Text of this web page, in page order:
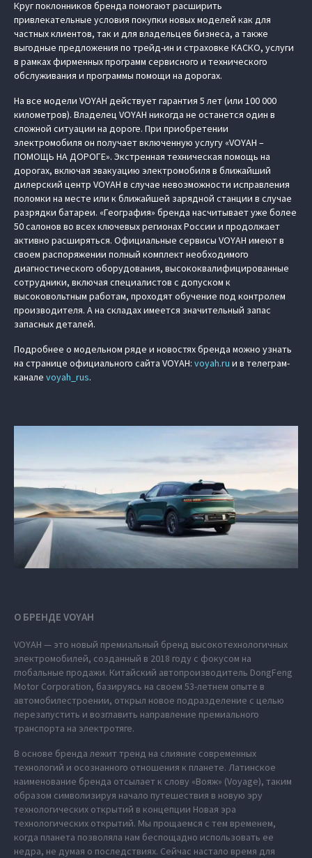
Круг поклонников бренда помогают расширить
привлекательные условия покупки новых моделей как для
частных клиентов, так и для владельцев бизнеса, а также
выгодные предложения по трейд-ин и страховке КАСКО, услуги
в рамках фирменных программ сервисного и технического
обслуживания и программы помощи на дорогах.
На все модели VOYAH действует гарантия 5 лет (или 100 000
километров). Владелец VOYAH никогда не останется один в
сложной ситуации на дороге. При приобретении
электромобиля он получает включенную услугу «VOYAH –
ПОМОЩЬ НА ДОРОГЕ». Экстренная техническая помощь на
дорогах, включая эвакуацию электромобиля в ближайший
дилерский центр VOYAH в случае невозможности исправления
поломки на месте или к ближайшей зарядной станции в случае
разрядки батареи. «География» бренда насчитывает уже более
50 салонов во всех ключевых регионах России и продолжает
активно расширяться. Официальные сервисы VOYAH имеют в
своем распоряжении полный комплект необходимого
диагностического оборудования, высококвалифицированные
сотрудники, включая специалистов с допуском к
высоковольтным работам, проходят обучение под контролем
производителя. А на складах имеется значительный запас
запасных деталей.
Подробнее о модельном ряде и новостях бренда можно узнать
на странице официального сайта VOYAH: voyah.ru и в телеграм-
канале voyah_rus.
О БРЕНДЕ VOYAH
VOYAH — это новый премиальный бренд высокотехнологичных
электромобилей, созданный в 2018 году с фокусом на
глобальные продажи. Китайский автопроизводитель DongFeng
Motor Corporation, базируясь на своем 53-летнем опыте в
автомобилестроении, открыл новое подразделение с целью
перезапустить и возглавить направление премиального
транспорта на электротяге.
В основе бренда лежит тренд на слияние современных
технологий и осознанного отношения к планете. Латинское
наименование бренда отсылает к слову «Вояж» (Voyage), таким
образом символизируя начало путешествия в новую эру
технологических открытий в концепции Новая эра
технологических открытий. Мы прощаемся с тем временем,
когда планета позволяла нам беспощадно использовать ее
недра, не думая о последствиях. Сейчас настало время для